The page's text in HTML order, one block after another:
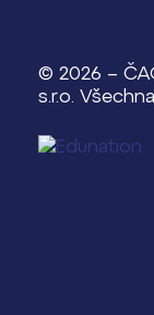
© 2026 –
s.r.o.